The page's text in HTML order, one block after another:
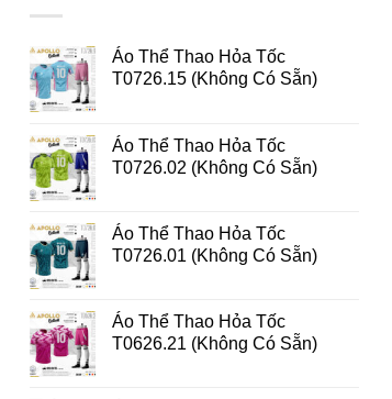
Áo Thể Thao Hỏa Tốc
T0726.15 (Không Có Sẵn)
Áo Thể Thao Hỏa Tốc
T0726.02 (Không Có Sẵn)
Áo Thể Thao Hỏa Tốc
T0726.01 (Không Có Sẵn)
Áo Thể Thao Hỏa Tốc
T0626.21 (Không Có Sẵn)